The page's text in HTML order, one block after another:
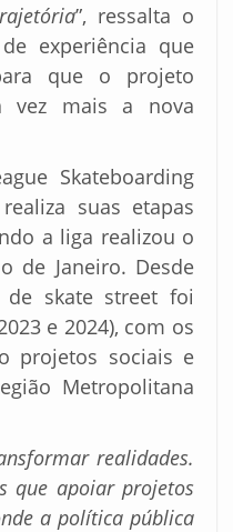
”, ressalta o
experiência que
que o projeto
vez mais a nova
Skateboarding
suas etapas
a liga realizou o
de Janeiro. Desde
skate street foi
e 2024), com os
projetos sociais e
Metropolitana
realidades.
que apoiar projetos
a política pública